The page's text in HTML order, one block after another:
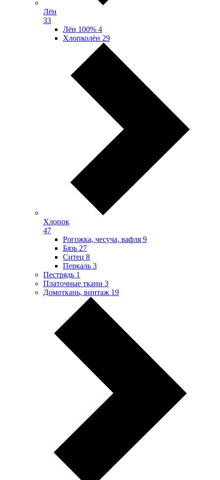
Лён
33
Лён 100% 4
Хлопколён 29
Хлопок
47
Рогожка, чесуча, вафля 9
Бязь 27
Ситец 8
Перкаль 3
Пестрядь 1
Платочные ткани 3
Домоткань, винтаж 19